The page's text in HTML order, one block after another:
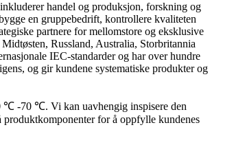
handel og produksjon, forskning og
en gruppebedrift, kontrollere kvaliteten
partnere for mellomstore og eksklusive
Russland, Australia, Storbritannia
IEC-standarder og har over hundre
og gir kundene systematiske produkter og
℃ -70 ℃. Vi kan uavhengig inspisere den
for å oppfylle kundenes